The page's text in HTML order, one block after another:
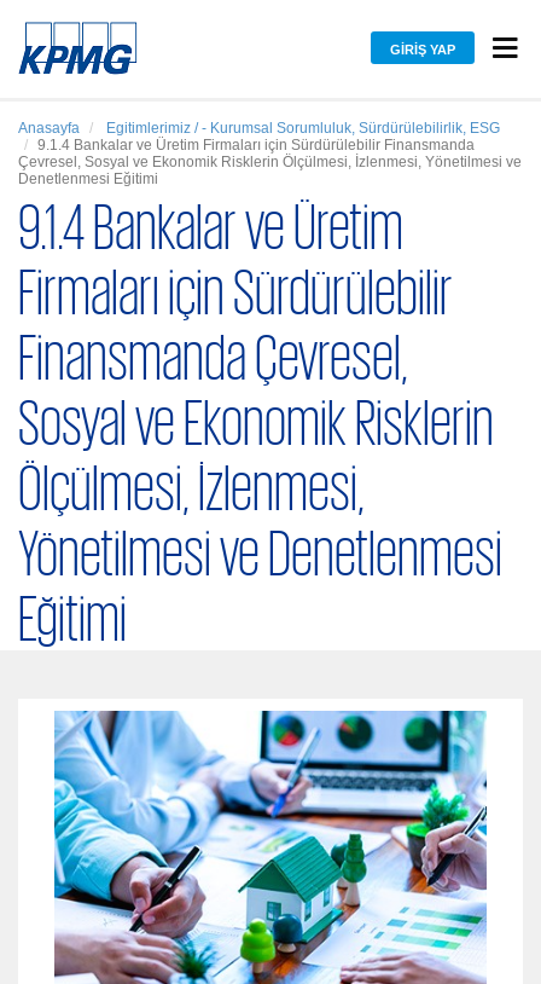
GIRIŞ YAP
Anasayfa
Egitimlerimiz / - Kurumsal Sorumluluk, Sürdürülebilirlik, ESG
9.1.4 Bankalar ve Üretim Firmaları için Sürdürülebilir Finansmanda
Çevresel, Sosyal ve Ekonomik Risklerin Ölçülmesi, İzlenmesi, Yönetilmesi ve
Denetlenmesi Eğitimi
9.1.4 Bankalar ve Üretim
Firmaları için Sürdürülebilir
Finansmanda Çevresel,
Sosyal ve Ekonomik Risklerin
Ölçülmesi, İzlenmesi,
Yönetilmesi ve Denetlenmesi
Eğitimi